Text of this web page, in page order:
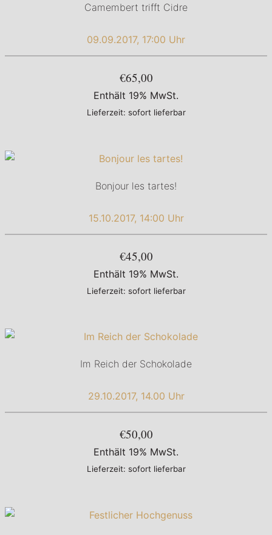
Camembert trifft Cidre
09.09.2017, 17:00 Uhr
€65,00
Enthält 19% MwSt.
Lieferzeit: sofort lieferbar
Bonjour les tartes!
15.10.2017, 14:00 Uhr
€45,00
Enthält 19% MwSt.
Lieferzeit: sofort lieferbar
Im Reich der Schokolade
29.10.2017, 14.00 Uhr
€50,00
Enthält 19% MwSt.
Lieferzeit: sofort lieferbar